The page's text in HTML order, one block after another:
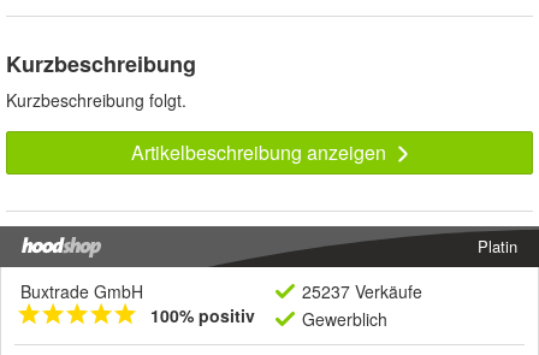
Kurzbeschreibung
Kurzbeschreibung folgt.
Artikelbeschreibung anzeigen
Platin
Buxtrade GmbH
100% positiv
25237 Verkäufe
Gewerblich